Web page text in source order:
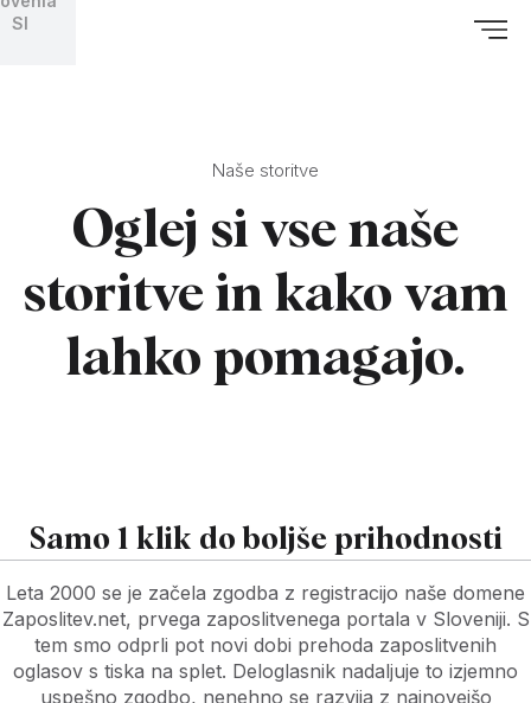
SI
Naše storitve
Oglej si vse naše
storitve in kako vam
lahko pomagajo.
Samo 1 klik do boljše prihodnosti
Leta 2000 se je začela zgodba z registracijo naše domene
Zaposlitev.net, prvega zaposlitvenega portala v Sloveniji. S
tem smo odprli pot novi dobi prehoda zaposlitvenih
oglasov s tiska na splet. Deloglasnik nadaljuje to izjemno
uspešno zgodbo, nenehno se razvija z najnovejšo